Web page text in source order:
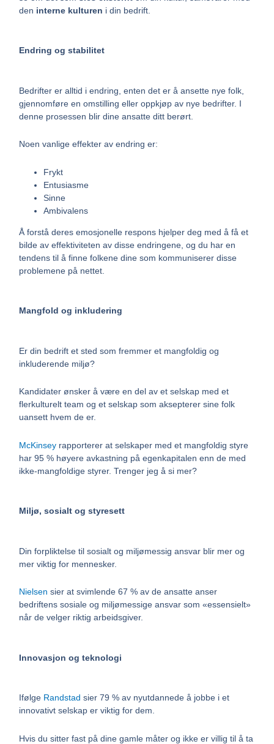
den interne kulturen i din bedrift.
Endring og stabilitet
Bedrifter er alltid i endring, enten det er å ansette nye folk,
gjennomføre en omstilling eller oppkjøp av nye bedrifter. I
denne prosessen blir dine ansatte ditt berørt.
Noen vanlige effekter av endring er:
Frykt
Entusiasme
Sinne
Ambivalens
Å forstå deres emosjonelle respons hjelper deg med å få et
bilde av effektiviteten av disse endringene, og du har en
tendens til å finne folkene dine som kommuniserer disse
problemene på nettet.
Mangfold og inkludering
Er din bedrift et sted som fremmer et mangfoldig og
inkluderende miljø?
Kandidater ønsker å være en del av et selskap med et
flerkulturelt team og et selskap som aksepterer sine folk
uansett hvem de er.
McKinseyrapporterer at selskaper med et mangfoldig styre
har 95 % høyere avkastning på egenkapitalen enn de med
ikke-mangfoldige styrer. Trenger jeg å si mer?
Miljø, sosialt og styresett
Din forpliktelse til sosialt og miljømessig ansvar blir mer og
mer viktig for mennesker.
Nielsen sier at svimlende 67 % av de ansatte anser
bedriftens sosiale og miljømessige ansvar som «essensielt»
når de velger riktig arbeidsgiver.
Innovasjon og teknologi
Ifølge Randstad sier 79 % av nyutdannede å jobbe i et
innovativt selskap er viktig for dem.
Hvis du sitter fast på dine gamle måter og ikke er villig til å ta